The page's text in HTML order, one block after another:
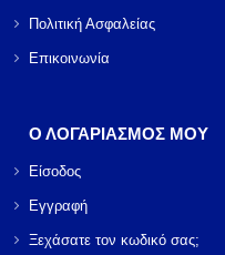
Πολιτική Ασφαλείας
Επικοινωνία
Ο ΛΟΓΑΡΙΑΣΜΟΣ ΜΟΥ
Είσοδος
Εγγραφή
Ξεχάσατε τον κωδικό σας;